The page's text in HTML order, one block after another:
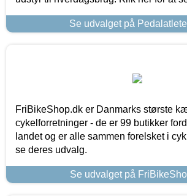
Se udvalget på
FriBikeShop.dk er Danmarks største
cykelforretninger - de er 99 butikker
landet og er alle sammen forelsket i
se deres udvalg.
Se udvalget på